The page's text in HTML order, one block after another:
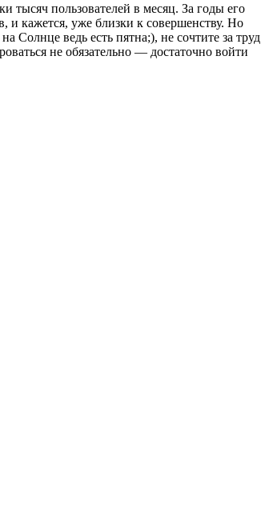
тысяч пользователей в месяц. За годы его
и кажется, уже близки к совершенству. Но
Солнце ведь есть пятна;), не сочтите за труд
не обязательно — достаточно войти